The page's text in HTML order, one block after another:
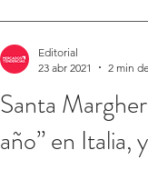
Santa
año” en Italia,
Editorial
23 abr 2021
2 min